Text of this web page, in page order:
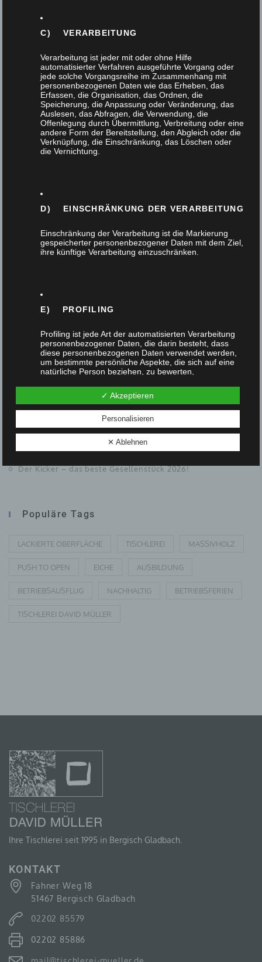
Haustür
Innenausbau
Interna
Küchen
Massivholz
Nachhaltigkeit
Tischlerhandwerk
Verarbeitungstechnik
Neue Beiträge
Das Team unserer Tischlerei geht in den Urlaub
Der Kicker – das beste Gesellenstück 2026!
Populäre Tags
LACKIERTE OBERFLÄCHE TISCHLEREI MASSIVHOLZ
PUSH TO OPEN EICHE AUSBILDUNG
BETRIEBSAUSFLUG NACHHALTIG BETRIEBSFERIEN
TISCHLEREI DAVID MÜLLER
Ihre Tischlerei seit 1995 in Bergisch Gladbach.
KONTAKT
Fahner Weg 18
51467 Bergisch Gladbach
02202 85579
02202 85886
C) VERARBEITUNG
Verarbeitung ist jeder mit oder ohne Hilfe
automatisierter Verfahren ausgeführte Vorgang oder
jede solche Vorgangsreihe im Zusammenhang mit
personenbezogenen Daten wie das Erheben, das
Erfassen, die Organisation, das Ordnen, die
Speicherung, die Anpassung oder Veränderung, das
Auslesen, das Abfragen, die Verwendung, die
Offenlegung durch Übermittlung, Verbreitung oder eine
andere Form der Bereitstellung, den Abgleich oder die
Verknüpfung, die Einschränkung, das Löschen oder
die Vernichtung.
D) EINSCHRÄNKUNG DER VERARBEITUNG
Einschränkung der Verarbeitung ist die Markierung
gespeicherter personenbezogener Daten mit dem Ziel,
ihre künftige Verarbeitung einzuschränken.
E) PROFILING
Profiling ist jede Art der automatisierten Verarbeitung
personenbezogener Daten, die darin besteht, dass
diese personenbezogenen Daten verwendet werden,
um bestimmte persönliche Aspekte, die sich auf eine
natürliche Person beziehen, zu bewerten,
Vorlieben, Interessen, Zuverlässigkeit, Verhalten,
Aufenthaltsort oder Ortswechsel dieser natürlichen
Person zu analysieren oder vorherzusagen.
personenbezogener Daten in einer Weise, auf welche
die personenbezogenen Daten ohne Hinzuziehung
können, sofern diese zusätzlichen Informationen
organisatorischen Maßnahmen unterliegen, die
natürlichen Person zugewiesen werden.
allein oder gemeinsam mit anderen über die Zwecke
der Mitgliedstaaten vorgegeben, so kann der
Verantwortliche beziehungsweise können die
bestimmten Kriterien seiner Benennung nach dem
Unionsrecht oder dem Recht der Mitgliedstaaten
vorgesehen werden.
H) AUFTRAGSVERARBEITER
Auftragsverarbeiter ist eine natürliche oder juristische
personenbezogene Daten im Auftrag des
Verantwortlichen verarbeitet.
I) EMPFÄNGER
✓ Akzeptieren
Personalisieren
✕ Ablehnen